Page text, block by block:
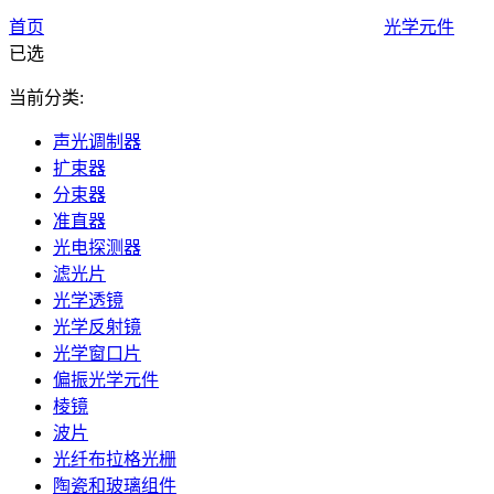
首页
光学元件
已选
当前分类:
声光调制器
扩束器
分束器
准直器
光电探测器
滤光片
光学透镜
光学反射镜
光学窗口片
偏振光学元件
棱镜
波片
光纤布拉格光栅
陶瓷和玻璃组件